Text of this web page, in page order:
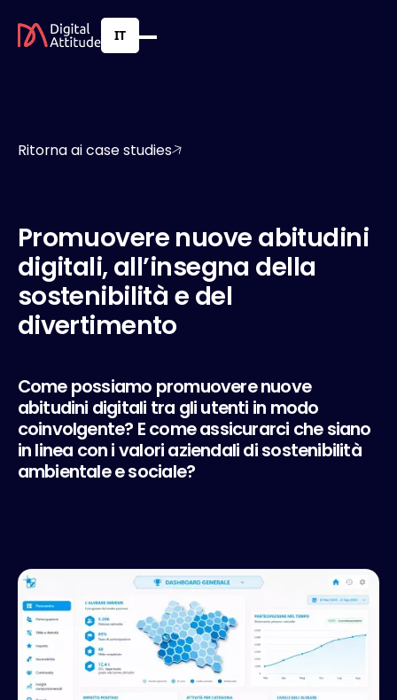
IT
Ritorna ai case studies
Promuovere nuove abitudini
digitali, all’insegna della
sostenibilità e del
divertimento
Come possiamo promuovere nuove
abitudini digitali tra gli utenti in modo
coinvolgente? E come assicurarci che siano
in linea con i valori aziendali di sostenibilità
ambientale e sociale?